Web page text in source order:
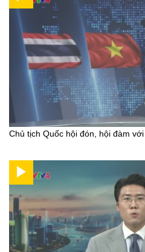
Chủ tịch Quốc hội đón, hội đàm